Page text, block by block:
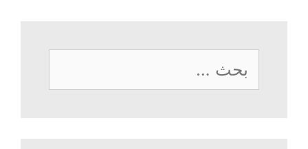
البحث
عن: